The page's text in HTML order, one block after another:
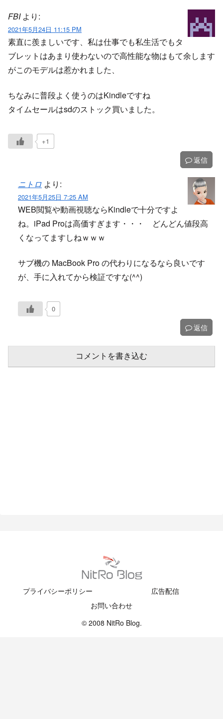
FBI より:
2021年5月24日 11:15 PM
素直に羨ましいです、私は仕事でも私生活でもタ
ブレットはあまり使わないので高性能な物はもて余します
がこのモデルは惹かれました、
ちなみに普段よく使うのはKindleですね
タイムセールはsdのストック買いました。
+1
返信
ニトロ より:
2021年5月25日 7:25 AM
WEB閲覧や動画視聴ならKindleで十分ですよ
ね。iPad Proは高価すぎます・・・ どんどん値段高
くなってますしねｗｗｗ
サブ機の MacBook Pro の代わりになるなら良いです
が、手に入れてから検証ですな(^^)
0
返信
コメントを書き込む
プライバシーポリシー
広告配信
お問い合わせ
© 2008 NitRo Blog.